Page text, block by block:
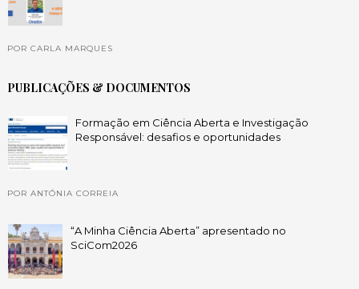
POR CARLA MARQUES
PUBLICAÇÕES & DOCUMENTOS
Formação em Ciência Aberta e Investigação
Responsável: desafios e oportunidades
POR ANTÓNIA CORREIA
“A Minha Ciência Aberta” apresentado no
SciCom2026